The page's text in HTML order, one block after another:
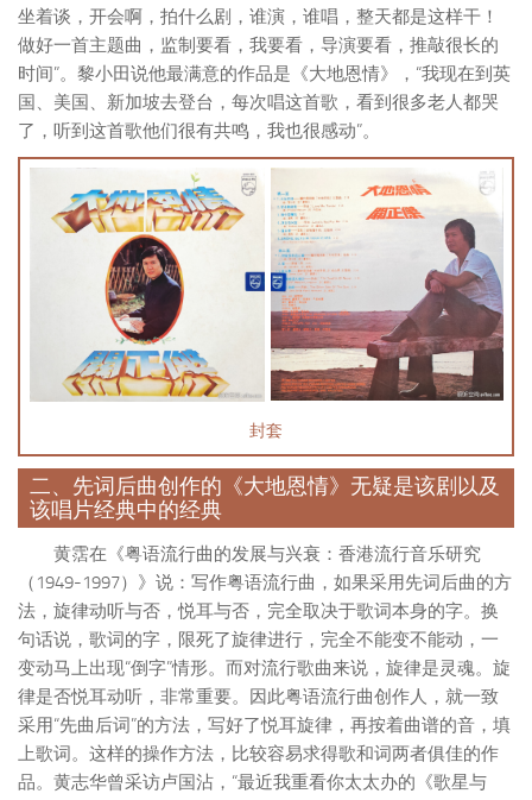
坐着谈，开会啊，拍什么剧，谁演，谁唱，整天都是这样干！
做好一首主题曲，监制要看，我要看，导演要看，推敲很长的
时间”。黎小田说他最满意的作品是《大地恩情》，“我现在到英
国、美国、新加坡去登台，每次唱这首歌，看到很多老人都哭
了，听到这首歌他们很有共鸣，我也很感动”。
封套
二、先词后曲创作的《大地恩情》无疑是该剧以及
该唱片经典中的经典
黄霑在《粤语流行曲的发展与兴衰：香港流行音乐研究
（1949-1997）》说：写作粤语流行曲，如果采用先词后曲的方
法，旋律动听与否，悦耳与否，完全取决于歌词本身的字。换
句话说，歌词的字，限死了旋律进行，完全不能变不能动，一
变动马上出现“倒字”情形。而对流行歌曲来说，旋律是灵魂。旋
律是否悦耳动听，非常重要。因此粤语流行曲创作人，就一致
采用“先曲后词”的方法，写好了悦耳旋律，再按着曲谱的音，填
上歌词。这样的操作方法，比较容易求得歌和词两者俱佳的作
品。黄志华曾采访卢国沾，“最近我重看你太太办的《歌星与